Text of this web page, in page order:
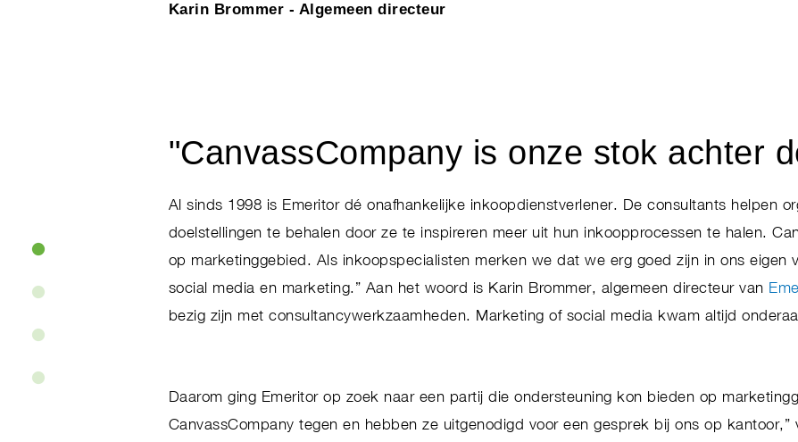
Karin Brommer - Algemeen directeur
"CanvassCompany is onze stok achter
Al sinds 1998 is Emeritor dé onafhankelijke inkoopdienstverlener. De consultants helpen
doelstellingen te behalen door ze te inspireren meer uit hun inkoopprocessen te halen.
op marketinggebied. Als inkoopspecialisten merken we dat we erg goed zijn in ons eigen
social media en marketing.” Aan het woord is Karin Brommer, algemeen directeur van
bezig zijn met consultancywerkzaamheden. Marketing of social media kwam altijd
Daarom ging Emeritor op zoek naar een partij die ondersteuning kon bieden op
CanvassCompany tegen en hebben ze uitgenodigd voor een gesprek bij ons op kantoor,”